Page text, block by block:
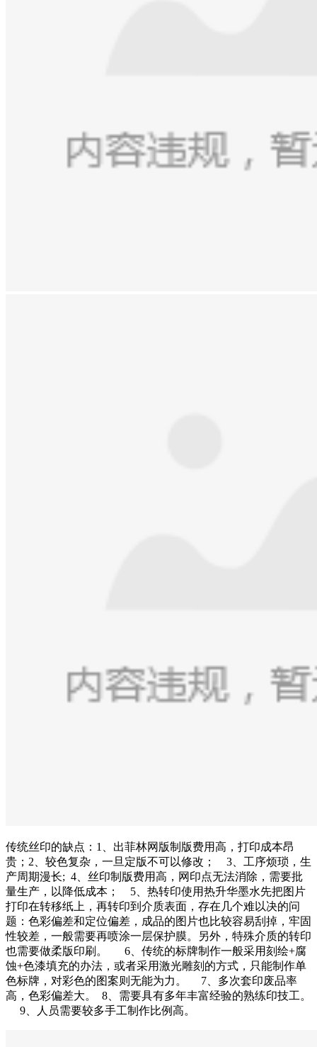
传统丝印的缺点：1、出菲林网版制版费用高，打印成本昂
贵；2、较色复杂，一旦定版不可以修改； 3、工序烦琐，生
产周期漫长; 4、丝印制版费用高，网印点无法消除，需要批
量生产，以降低成本； 5、热转印使用热升华墨水先把图片
打印在转移纸上，再转印到介质表面，存在几个难以决的问
题：色彩偏差和定位偏差，成品的图片也比较容易刮掉，牢固
性较差，一般需要再喷涂一层保护膜。另外，特殊介质的转印
也需要做柔版印刷。 6、传统的标牌制作一般采用刻绘+腐
蚀+色漆填充的办法，或者采用激光雕刻的方式，只能制作单
色标牌，对彩色的图案则无能为力。 7、多次套印废品率
高，色彩偏差大。 8、需要具有多年丰富经验的熟练印技工。
9、人员需要较多手工制作比例高。